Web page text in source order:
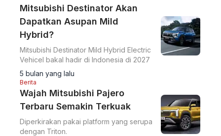
Mitsubishi Destinator Akan
Dapatkan Asupan Mild
Hybrid?
Mitsubishi Destinator Mild Hybrid Electric
Vehicel bakal hadir di Indonesia di 2027
5 bulan yang lalu
Berita
Wajah Mitsubishi Pajero
Terbaru Semakin Terkuak
Diperkirakan pakai platform yang serupa
dengan Triton.